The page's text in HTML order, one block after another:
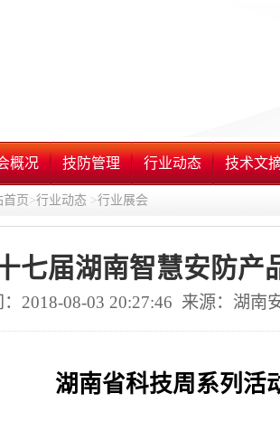
概况 技防管理 行业动态 技术文
首页 >行业动态 >行业展会
七届湖南智慧安防产
：2018-08-03 20:27:46 来源：湖南
湖南省科技周系列活